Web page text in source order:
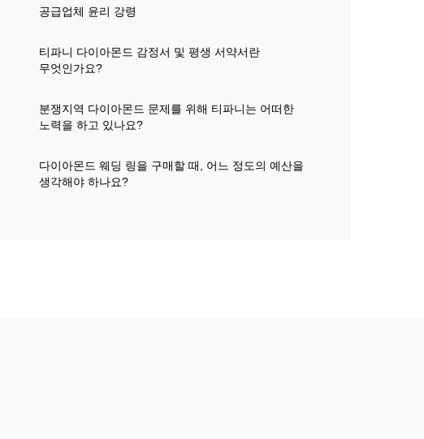
공급업체 윤리 강령
티파니 다이아몬드 감정서 및 평생 서약서란
무엇인가요?
분쟁지역 다이아몬드 문제를 위해 티파니는 어떠한
노력을 하고 있나요?
다이아몬드 웨딩 링을 구매할 때, 어느 정도의 예산을
생각해야 하나요?